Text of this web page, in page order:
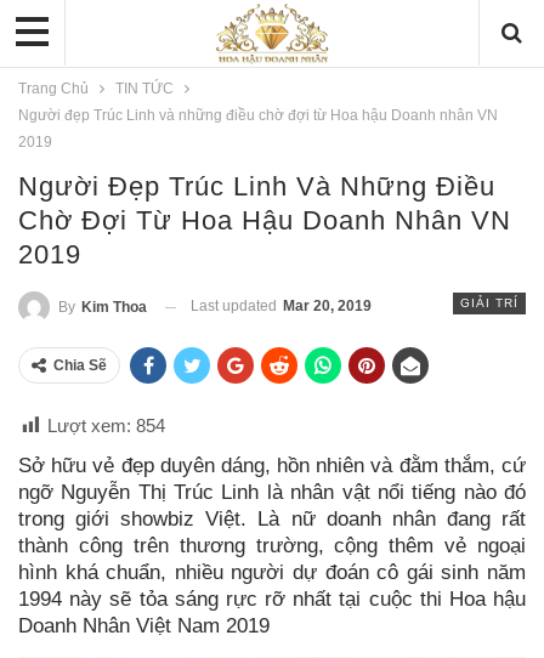
Trang Chủ
TIN TỨC
Người đẹp Trúc Linh và những điều chờ đợi từ Hoa hậu Doanh nhân VN
2019
Người Đẹp Trúc Linh Và Những Điều
Chờ Đợi Từ Hoa Hậu Doanh Nhân VN
2019
GIẢI TRÍ
By Kim Thoa Last updated Mar 20, 2019
Chia Sẽ
Lượt xem: 854
Sở hữu vẻ đẹp duyên dáng, hồn nhiên và đằm thắm, cứ
ngỡ Nguyễn Thị Trúc Linh là nhân vật nổi tiếng nào đó
trong giới showbiz Việt. Là nữ doanh nhân đang rất
thành công trên thương trường, cộng thêm vẻ ngoại
hình khá chuẩn, nhiều người dự đoán cô gái sinh năm
1994 này sẽ tỏa sáng rực rỡ nhất tại cuộc thi Hoa hậu
Doanh Nhân Việt Nam 2019